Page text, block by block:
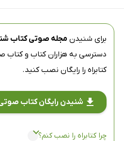
برای شنیدن مجله صوتی کتاب
دسترسی به هزاران کتاب و کتاب
کتابراه را رایگان نصب کنید.
شنیدن رایگان کتاب صوتی
چرا کتابراه را نصب کنم؟